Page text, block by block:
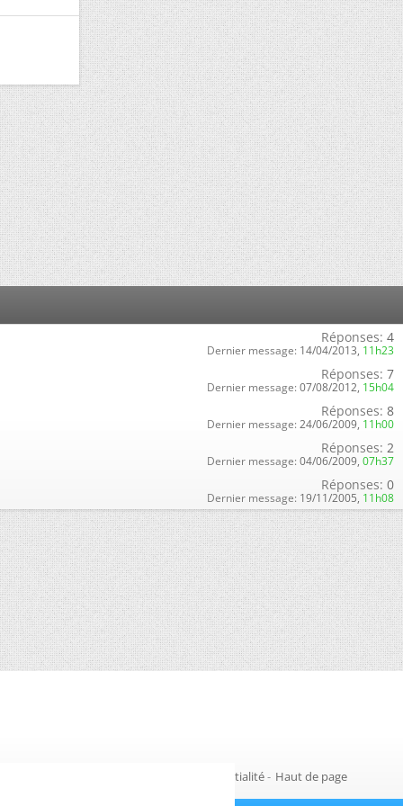
Réponses: 4
Dernier message: 14/04/2013, 11h23
Réponses: 7
Dernier message: 07/08/2012, 15h04
Réponses: 8
Dernier message: 24/06/2009, 11h00
Réponses: 2
Dernier message: 04/06/2009, 07h37
Réponses: 0
Dernier message: 19/11/2005, 11h08
Politique de confidentialité- Haut de page